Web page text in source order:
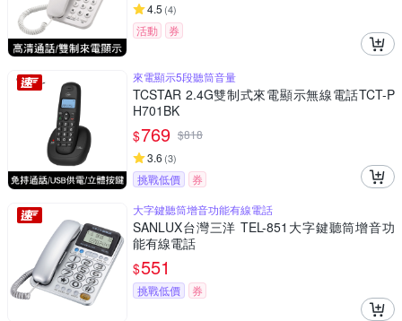
4.5 (4)
活動 券
來電顯示5段聽筒音量
TCSTAR 2.4G雙制式來電顯示無線電話TCT-P
H701BK
$769 $818
3.6 (3)
挑戰低價
券
大字鍵聽筒增音功能有線電話
SANLUX台灣三洋 TEL-851大字鍵聽筒增音功
能有線電話
$551
挑戰低價 券